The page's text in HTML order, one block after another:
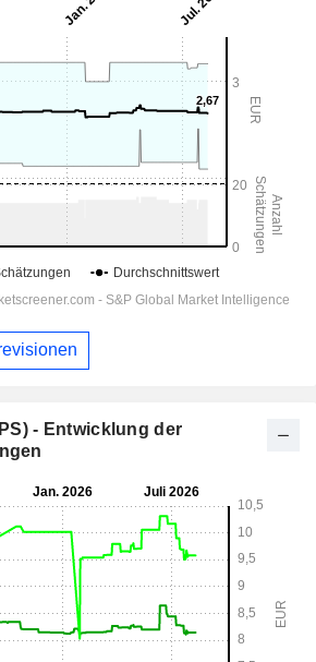
- Entwicklung der